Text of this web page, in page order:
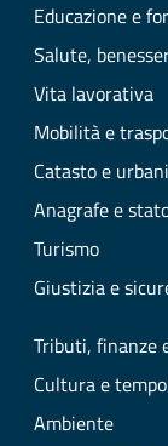
Educazione e
Salute,
Vita lavorativa
Mobilità e
Catasto e
Anagrafe e
Turismo
Giustizia e
Tributi, finanze
Cultura e
Ambiente